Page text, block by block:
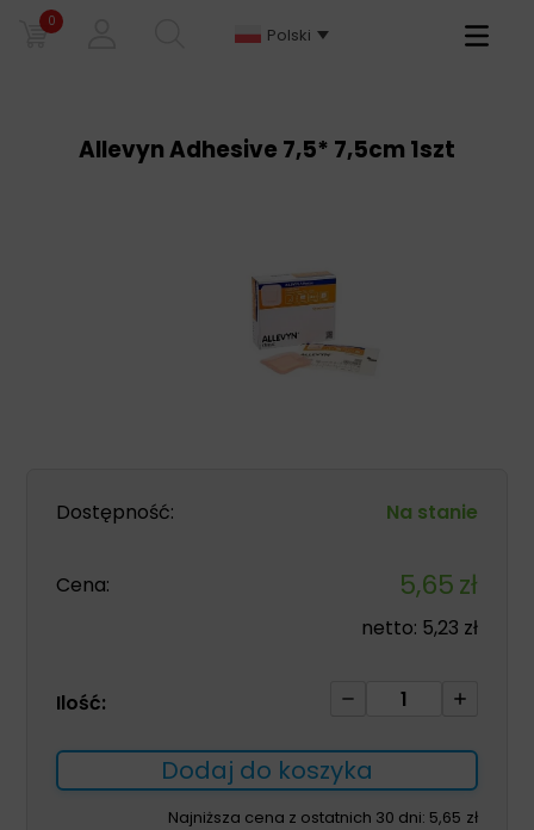
0
Polski
Primary
Allevyn Adhesive 7,5* 7,5cm 1szt
Dostępność: Na stanie
Cena: 5,65zł
netto: 5,23 zł
Ilość:
ilość
Adhesive
7,5*
7,5cm
Dodaj do koszyka
Najniższa cena z ostatnich 30 dni: 5,65 zł